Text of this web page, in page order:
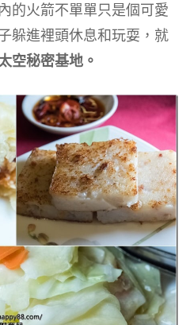
內的火箭不單單只是個可愛
躲進裡頭休息和玩耍，就
空秘密基地。